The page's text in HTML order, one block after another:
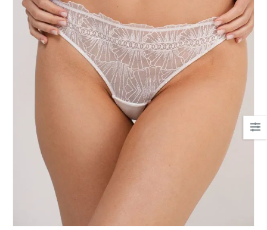
akkor nekem a Bonatti.
Mert gyönyörűek, mert
kényelmesek.
És az egyetlen hely, ahol
tanácsot kaptam!